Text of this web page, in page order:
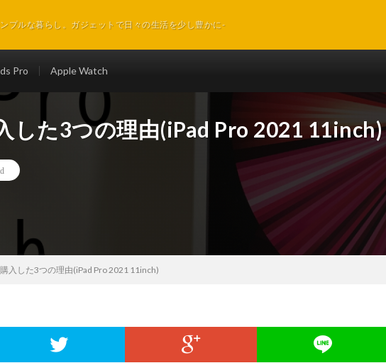
プルな暮らし。ガジェットで日々の生活を少し豊かに-
Pro Apple Watch
した3つの理由(iPad Pro 2021 11inch)
入した3つの理由(iPad Pro 2021 11inch)